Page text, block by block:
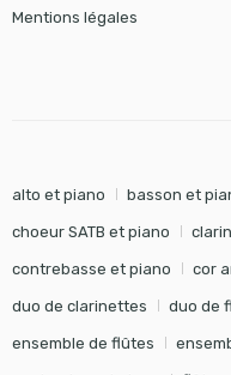
Mentions légales
alto et piano basson et
choeur SATB et piano
contrebasse et piano cor
duo de clarinettes duo de
ensemble de flûtes